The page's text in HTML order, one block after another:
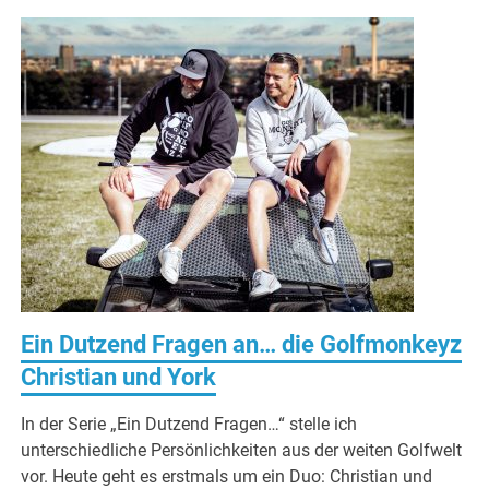
Ein Dutzend Fragen an… die Golfmonkeyz
Christian und York
In der Serie „Ein Dutzend Fragen…“ stelle ich
unterschiedliche Persönlichkeiten aus der weiten Golfwelt
vor. Heute geht es erstmals um ein Duo: Christian und